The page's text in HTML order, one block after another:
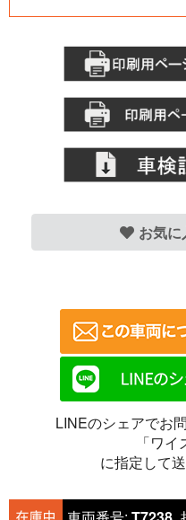
お気
LINEのシェアでお
「ワイ
に指定して